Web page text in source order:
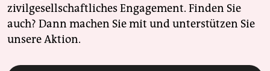
zivilgesellschaftliches Engagement. Finden Sie
auch? Dann machen Sie mit und unterstützen Sie
unsere Aktion.